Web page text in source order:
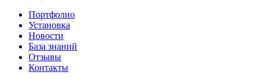
Портфолио
Установка
Новости
База знаний
Отзывы
Контакты